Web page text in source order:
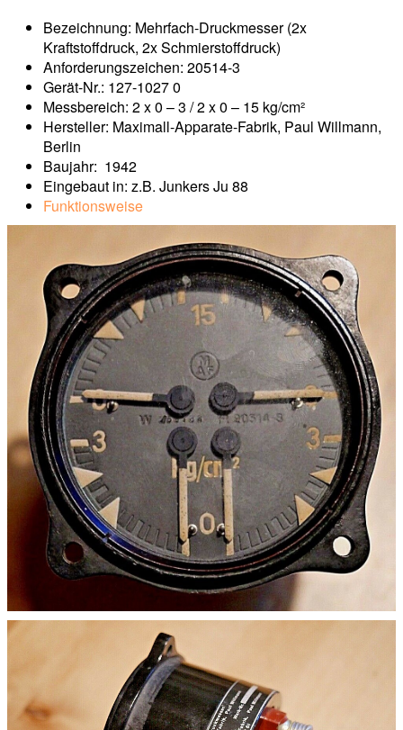
Bezeichnung: Mehrfach-Druckmesser (2x
Kraftstoffdruck, 2x Schmierstoffdruck)
Anforderungszeichen: 20514-3
Gerät-Nr.: 127-1027 0
Messbereich: 2 x 0 – 3 / 2 x 0 – 15 kg/cm²
Hersteller: Maximall-Apparate-Fabrik, Paul Willmann,
Berlin
Baujahr: 1942
Eingebaut in: z.B. Junkers Ju 88
Funktionsweise